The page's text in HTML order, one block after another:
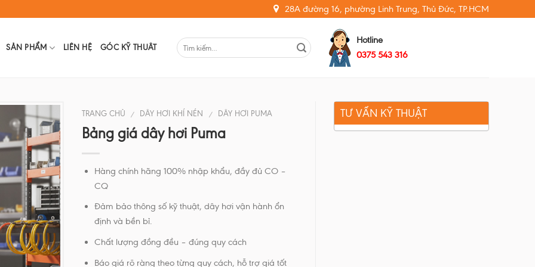
28A đường 16, phường Linh Trung, Thủ Đức, TP.HCM
SẢN PHẨM LIÊN HỆ GÓC KỸ THUÂT
Hotline
0375 543 316
TRANG CHỦ / DÂY HƠI KHÍ NÉN / DÂY HƠI PUMA
Bảng giá dây hơi Puma
Hàng chính hãng 100% nhập khẩu, đầy đủ CO –
CQ
Đảm bảo thông số kỹ thuật, dây hơi vận hành ổn
định và bền bỉ.
Chất lượng đồng đều – đúng quy cách
Báo giá rõ ràng theo từng quy cách, hỗ trợ giá tốt
TƯ VẤN KỸ THUẬT